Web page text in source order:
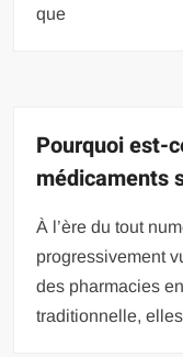
que
Pourquoi est-
médicaments
À l’ère du tout
progressivement
des pharmacies
traditionnelle,